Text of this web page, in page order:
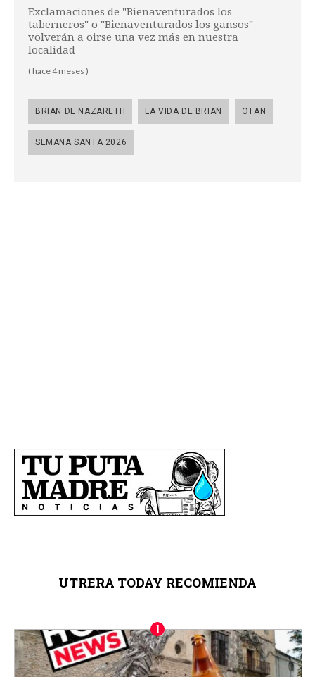
Exclamaciones de "Bienaventurados los
taberneros" o "Bienaventurados los gansos"
volverán a oirse una vez más en nuestra
localidad
( hace 4 meses )
BRIAN DE NAZARETH LA VIDA DE BRIAN OTAN
SEMANA SANTA 2026
UTRERA TODAY RECOMIENDA